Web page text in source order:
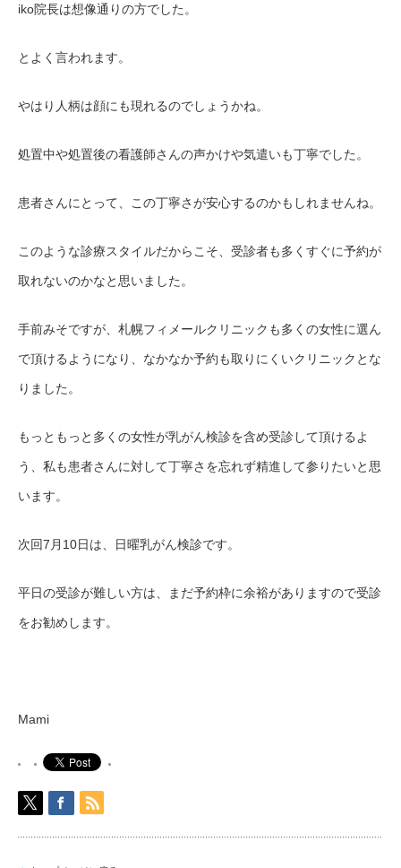
iko院長は想像通りの方でした。
とよく言われます。
やはり人柄は顔にも現れるのでしょうかね。
処置中や処置後の看護師さんの声かけや気遣いも丁寧でした。
患者さんにとって、この丁寧さが安心するのかもしれませんね。
このような診療スタイルだからこそ、受診者も多くすぐに予約が
取れないのかなと思いました。
手前みそですが、札幌フィメールクリニックも多くの女性に選ん
で頂けるようになり、なかなか予約も取りにくいクリニックとな
りました。
もっともっと多くの女性が乳がん検診を含め受診して頂けるよ
う、私も患者さんに対して丁寧さを忘れず精進して参りたいと思
います。
次回7月10日は、日曜乳がん検診です。
平日の受診が難しい方は、まだ予約枠に余裕がありますので受診
をお勧めします。
Mami